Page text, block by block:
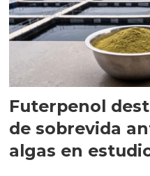
Futerpenol
de sobrevida
algas en